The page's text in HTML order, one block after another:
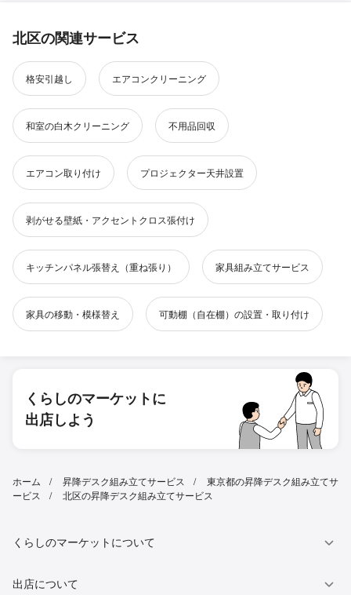
北区の関連サービス
格安引越し エアコンクリーニング
和室の白木クリーニング 不用品回収
エアコン取り付け プロジェクター天井設置
剥がせる壁紙・アクセントクロス張付け
キッチンパネル張替え（重ね張り） 家具組み立てサービス
家具の移動・模様替え 可動棚（自在棚）の設置・取り付け
くらしのマーケットに
出店しよう
ホーム 昇降デスク組み立てサービス
東京都の昇降デスク組み立てサ
ービス
北区の昇降デスク組み立てサービス
くらしのマーケットについて
出店について